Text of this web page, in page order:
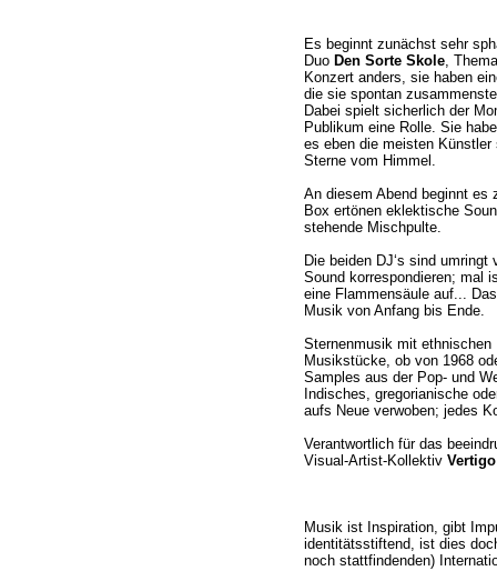
Es beginnt zunächst sehr
Duo Den Sorte Skole,
Konzert anders, sie haben
die sie spontan
Dabei spielt sicherlich der
Publikum eine Rolle. Sie
es eben die meisten
Sterne vom Himmel.
An diesem Abend beginnt es
Box ertönen eklektische
stehende Mischpulte.
Die beiden DJ‘s sind
Sound korrespondieren; mal
eine Flammensäule auf...
Musik von Anfang bis Ende.
Sternenmusik mit ethnischen
Musikstücke, ob von 1968
Samples aus der Pop- und
Indisches, gregorianische
aufs Neue verwoben; jedes
Verantwortlich für das
Visual-Artist-Kollektiv Vertigo
Musik ist Inspiration, gibt
identitätsstiftend, ist dies
noch stattfindenden)